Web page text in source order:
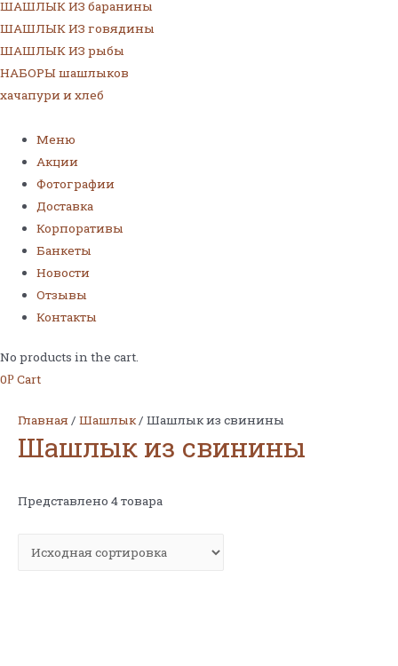
ШАШЛЫК ИЗ баранины
ШАШЛЫК ИЗ говядины
ШАШЛЫК ИЗ рыбы
НАБОРЫ шашлыков
хачапури и хлеб
Меню
Акции
Фотографии
Доставка
Корпоративы
Банкеты
Новости
Отзывы
Контакты
No products in the cart.
0Р Cart
Главная/ Шашлык/ Шашлык из свинины
Шашлык из свинины
Представлено 4 товара